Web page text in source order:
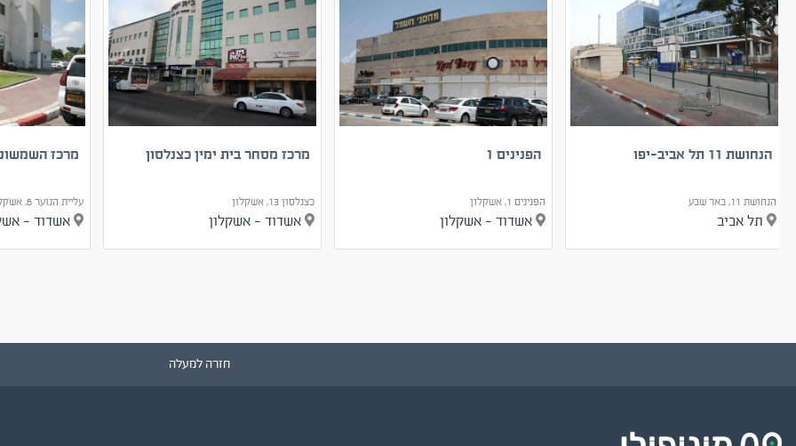
הנחושת 11 תל אביב-יפו
הנחושת 11, באר שבע
תל אביב
הפנינים 1
הפנינים 1, אשקלון
אשדוד - אשקלון
מרכז מסחר בית ימין כצנלסון
כצנלסון 13, אשקלון
אשדוד - אשקלון
מרכז
עליית הנוער 6, אשקלון
אשדוד -
חזרה למעלה